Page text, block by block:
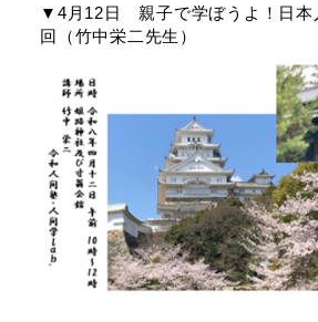
▼4月12日 親子で学ぼうよ！日
回（竹中栄二先生）